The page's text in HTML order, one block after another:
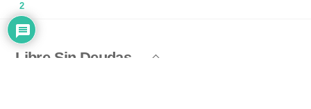
Back
Libre Sin Deudas
2